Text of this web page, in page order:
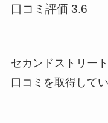
口コミ評価 3.6
セカンドストリー
口コミを取得してい